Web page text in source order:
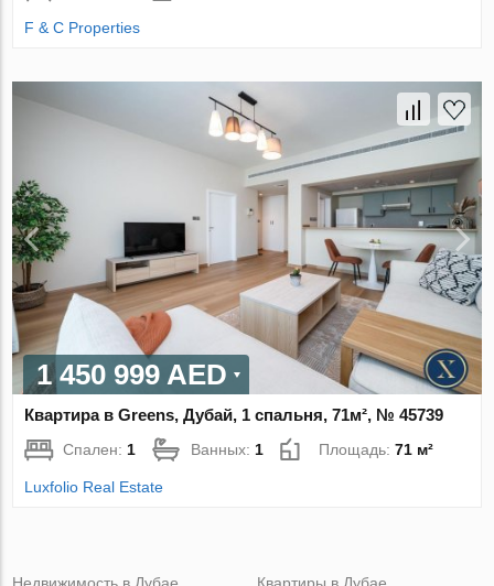
F & C Properties
1 450 999 AED
Квартира в Greens, Дубай, 1 спальня, 71м², № 45739
Спален: 1 Ванных: 1 Площадь:71 м²
Luxfolio Real Estate
Недвижимость в Дубае
Квартиры в Дубае